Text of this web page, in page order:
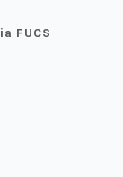
FUCS